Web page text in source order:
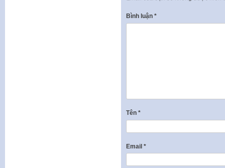
Bình luận *
Tên *
Email *